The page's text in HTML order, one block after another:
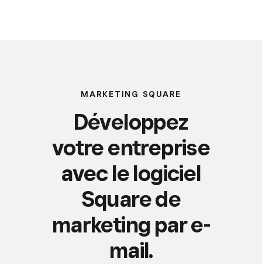
MARKETING SQUARE
Développez
votre entreprise
avec le logiciel
Square de
marketing par e-
mail.